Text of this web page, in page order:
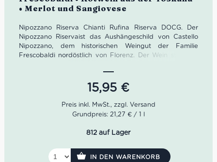
• Merlot und Sangiovese
Nipozzano Riserva Chianti Rufina Riserva DOCG. Der
Nipozzano Riservaist das Aushängeschild von Castello
Nipozzano, dem historischen Weingut der Familie
Frescobaldi nordöstlich von Florenz. Der Wein steht für
Idealer Versandkarton: 21 Flaschen
15,95 €
Grundpreis: 21,27 € / 1 l
812 auf Lager
IN DEN WARENKORB